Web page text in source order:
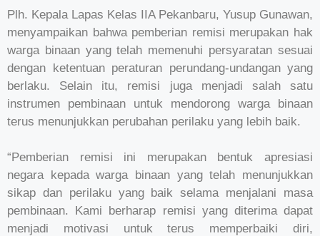
Plh. Kepala Lapas Kelas IIA Pekanbaru, Yusup Gunawan,
menyampaikan bahwa pemberian remisi merupakan hak
warga binaan yang telah memenuhi persyaratan sesuai
dengan ketentuan peraturan perundang-undangan yang
berlaku. Selain itu, remisi juga menjadi salah satu
instrumen pembinaan untuk mendorong warga binaan
terus menunjukkan perubahan perilaku yang lebih baik.
“Pemberian remisi ini merupakan bentuk apresiasi
negara kepada warga binaan yang telah menunjukkan
sikap dan perilaku yang baik selama menjalani masa
pembinaan. Kami berharap remisi yang diterima dapat
menjadi motivasi untuk terus memperbaiki diri,